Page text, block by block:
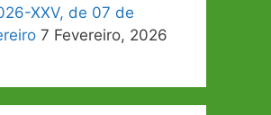
XXV, de 07 de
7 Fevereiro, 2026